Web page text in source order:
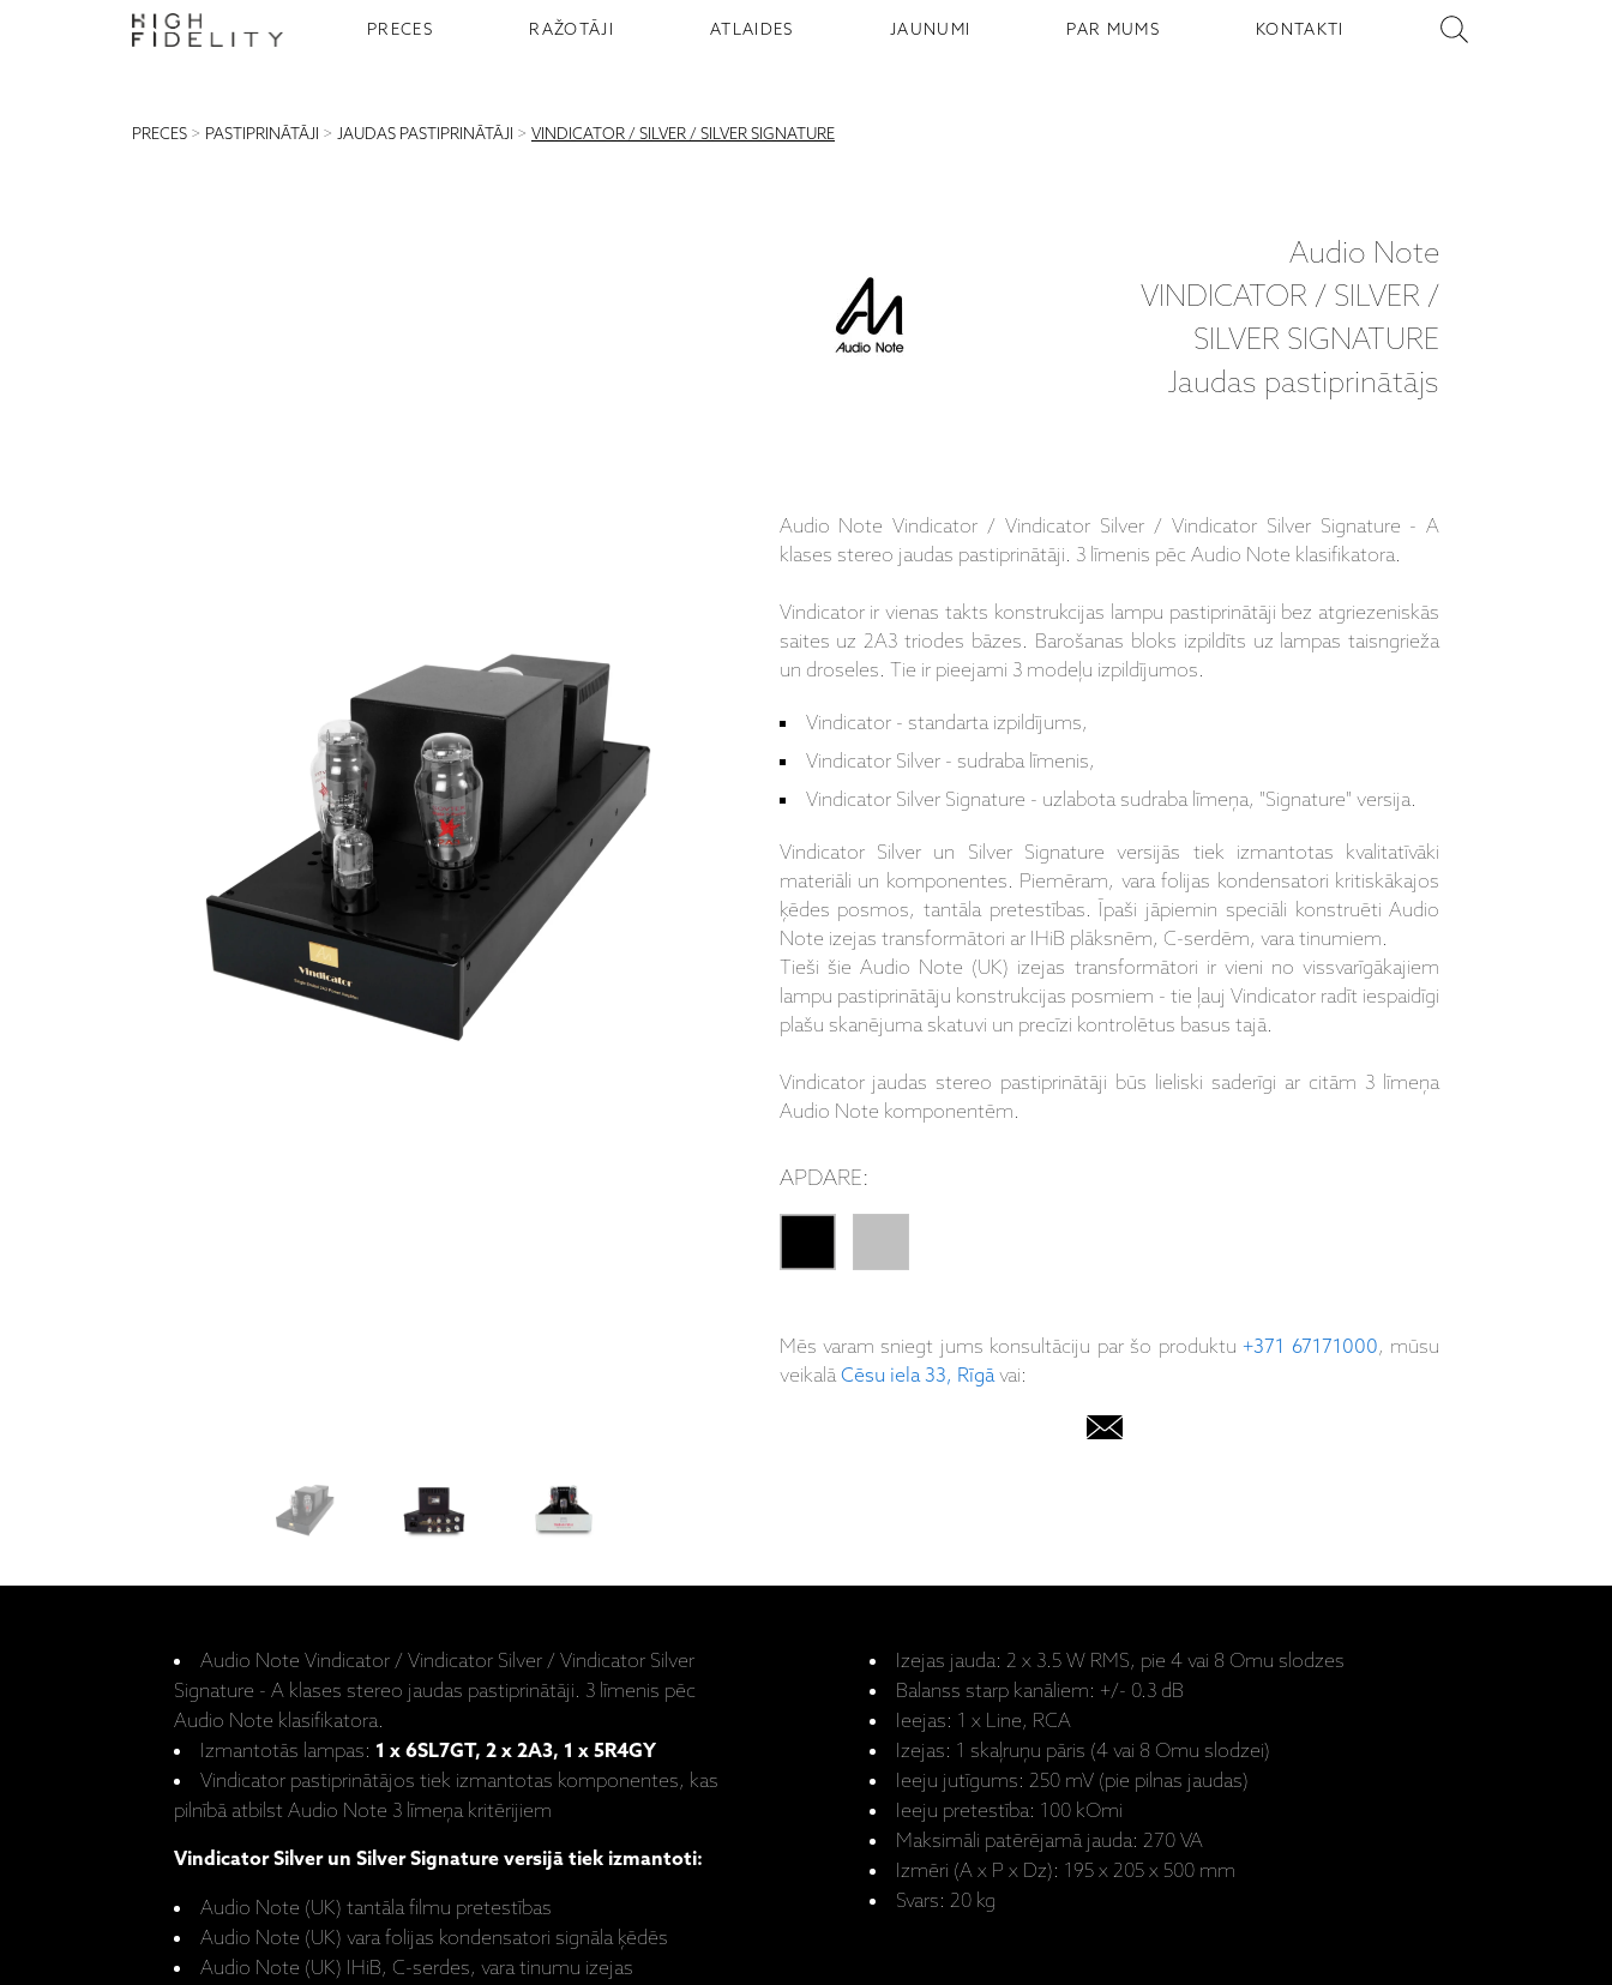
PRECES RAŽOTĀJI ATLAIDES JAUNUMI PAR MUMS KONTAKTI
PRECES > PASTIPRINĀTĀJI > JAUDAS PASTIPRINĀTĀJI > VINDICATOR / SILVER / SILVER SIGNATURE
Audio Note
VINDICATOR / SILVER /
SILVER SIGNATURE
Jaudas pastiprinātājs
Audio Note Vindicator / Vindicator Silver / Vindicator Silver Signature - A
klases stereo jaudas pastiprinātāji. 3 līmenis pēc Audio Note klasifikatora.
Vindicator ir vienas takts konstrukcijas lampu pastiprinātāji bez atgriezeniskās
saites uz 2A3 triodes bāzes. Barošanas bloks izpildīts uz lampas taisngrieža
un droseles. Tie ir pieejami 3 modeļu izpildījumos.
Vindicator - standarta izpildījums,
Vindicator Silver - sudraba līmenis,
Vindicator Silver Signature - uzlabota sudraba līmeņa, "Signature" versija.
Vindicator Silver un Silver Signature versijās tiek izmantotas kvalitatīvāki
materiāli un komponentes. Piemēram, vara folijas kondensatori kritiskākajos
ķēdes posmos, tantāla pretestības. Īpaši jāpiemin speciāli konstruēti Audio
Note izejas transformātori ar IHiB plāksnēm, C-serdēm, vara tinumiem.
Tieši šie Audio Note (UK) izejas transformātori ir vieni no vissvarīgākajiem
lampu pastiprinātāju konstrukcijas posmiem - tie ļauj Vindicator radīt iespaidīgi
plašu skanējuma skatuvi un precīzi kontrolētus basus tajā.
Vindicator jaudas stereo pastiprinātāji būs lieliski saderīgi ar citām 3 līmeņa
Audio Note komponentēm.
APDARE:
Mēs varam sniegt jums konsultāciju par šo produktu+371 67171000, mūsu
veikalāCēsu iela 33, Rīgāvai:
Audio Note Vindicator / Vindicator Silver / Vindicator Silver
Signature - A klases stereo jaudas pastiprinātāji. 3 līmenis pēc
Audio Note klasifikatora.
Izmantotās lampas: 1 x 6SL7GT, 2 x 2A3, 1 x 5R4GY
Vindicator pastiprinātājos tiek izmantotas komponentes, kas
pilnībā atbilst Audio Note 3 līmeņa kritērijiem
Vindicator Silver un Silver Signature versijā tiek izmantoti:
Audio Note (UK) tantāla filmu pretestības
Audio Note (UK) vara folijas kondensatori signāla ķēdēs
Audio Note (UK) IHiB, C-serdes, vara tinumu izejas
Izejas jauda: 2 x 3.5 W RMS, pie 4 vai 8 Omu slodzes
Balanss starp kanāliem: +/- 0.3 dB
Ieejas: 1 x Line, RCA
Izejas: 1 skaļruņu pāris (4 vai 8 Omu slodzei)
Ieeju jutīgums: 250 mV (pie pilnas jaudas)
Ieeju pretestība: 100 kOmi
Maksimāli patērējamā jauda: 270 VA
Izmēri (A x P x Dz): 195 x 205 x 500 mm
Svars: 20 kg